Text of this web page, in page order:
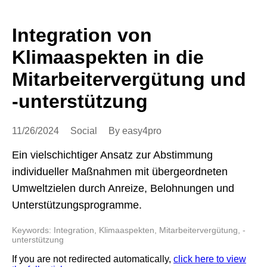
Integration von
Klimaaspekten in die
Mitarbeitervergütung und
-unterstützung
11/26/2024 Social By easy4pro
Ein vielschichtiger Ansatz zur Abstimmung
individueller Maßnahmen mit übergeordneten
Umweltzielen durch Anreize, Belohnungen und
Unterstützungsprogramme.
Keywords: Integration, Klimaaspekten, Mitarbeitervergütung, -
unterstützung
If you are not redirected automatically, click here to view